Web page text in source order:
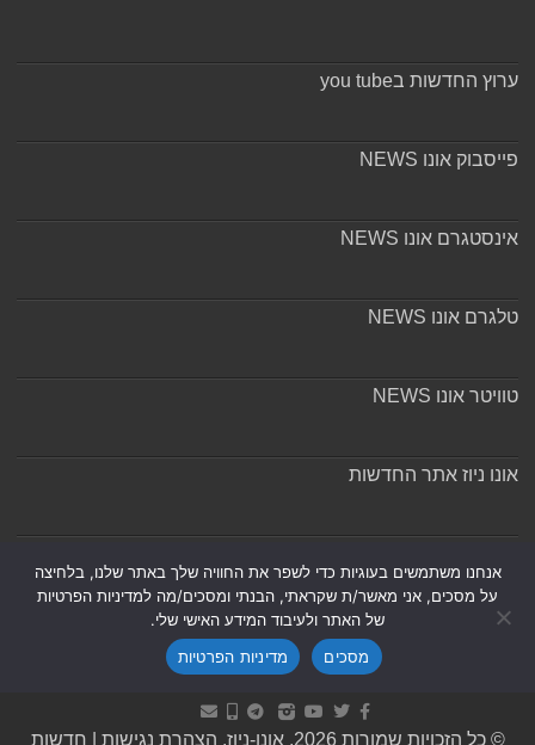
ערוץ החדשות בyou tube
פייסבוק אונו NEWS
אינסטגרם אונו NEWS
טלגרם אונו NEWS
טוויטר אונו NEWS
אונו ניוז אתר החדשות
© כל הזכויות שמורות 2026, אונו-ניוז. הצהרת נגישות חדשות
אנחנו משתמשים בעוגיות כדי לשפר את החוויה שלך באתר שלנו, בלחיצה
על מסכים, אני מאשר/ת שקראתי, הבנתי ומסכים/מה למדיניות הפרטיות
של האתר ולעיבוד המידע האישי שלי.
מסכים
מדיניות הפרטיות